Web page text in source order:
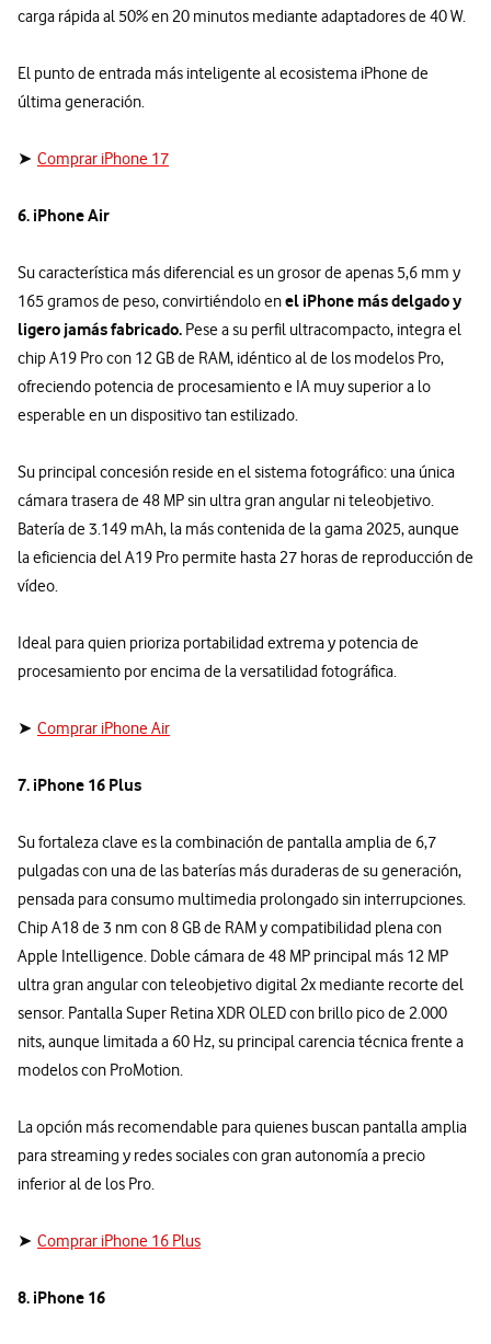
carga rápida al 50% en 20 minutos mediante adaptadores de 40 W.
El punto de entrada más inteligente al ecosistema iPhone de
última generación.
➤ Comprar iPhone 17
6. iPhone Air
Su característica más diferencial es un grosor de apenas 5,6 mm y
165 gramos de peso, convirtiéndolo enel iPhone más delgado y
ligero jamás fabricado. Pese a su perfil ultracompacto, integra el
chip A19 Pro con 12 GB de RAM, idéntico al de los modelos Pro,
ofreciendo potencia de procesamiento e IA muy superior a lo
esperable en un dispositivo tan estilizado.
Su principal concesión reside en el sistema fotográfico: una única
cámara trasera de 48 MP sin ultra gran angular ni teleobjetivo.
Batería de 3.149 mAh, la más contenida de la gama 2025, aunque
la eficiencia del A19 Pro permite hasta 27 horas de reproducción de
vídeo.
Ideal para quien prioriza portabilidad extrema y potencia de
procesamiento por encima de la versatilidad fotográfica.
➤ Comprar iPhone Air
7. iPhone 16 Plus
Su fortaleza clave es la combinación de pantalla amplia de 6,7
pulgadas con una de las baterías más duraderas de su generación,
pensada para consumo multimedia prolongado sin interrupciones.
Chip A18 de 3 nm con 8 GB de RAM y compatibilidad plena con
Apple Intelligence. Doble cámara de 48 MP principal más 12 MP
ultra gran angular con teleobjetivo digital 2x mediante recorte del
sensor. Pantalla Super Retina XDR OLED con brillo pico de 2.000
nits, aunque limitada a 60 Hz, su principal carencia técnica frente a
modelos con ProMotion.
La opción más recomendable para quienes buscan pantalla amplia
para streaming y redes sociales con gran autonomía a precio
inferior al de los Pro.
➤ Comprar iPhone 16 Plus
8. iPhone 16